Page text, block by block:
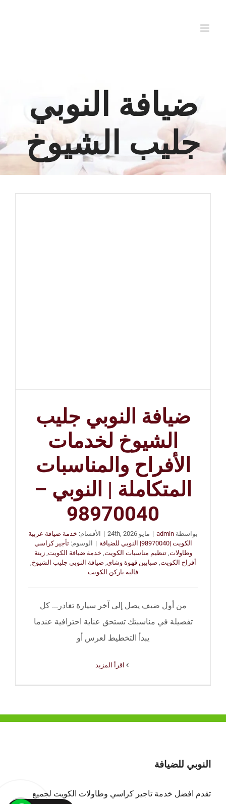
ضيافة النوبي
جليب الشيوخ
ضيافة النوبي جليب
الشيوخ لخدمات
الأفراح والمناسبات
المتكاملة | النوبي –
98970040
بواسطة admin
| مايو 24th, 2026 | الأقسام: خدمة ضيافة عربية
الكويت |98970040| النوبي للضيافة
| الوسوم:تأجير كراسي
وطاولات ,تنظيم مناسبات الكويت خدمة ضيافة الكويت ,زينة
أفراح الكويت صبابين قهوة وشاي ضيافة النوبي جليب الشيوخ
فاليه باركن الكويت
من أول ضيف يصل إلى آخر سيارة تغادر... كل
تفصيلة في مناسبتك تستحق عناية احترافية عندما
يبدأ التخطيط لعرس أو
النوبي للضيافة
تقدم افضل خدمة تاجير كراسي وطاولات الكويت لجميع